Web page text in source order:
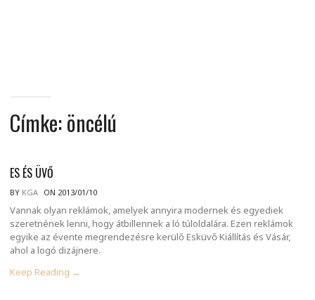
Címke:öncélú
ES ÉS ÜVŐ
BY KGA ON 2013/01/10
Vannak olyan reklámok, amelyek annyira modernek és egyediek
szeretnének lenni, hogy átbillennek a ló túloldalára. Ezen reklámok
egyike az évente megrendezésre kerülő Esküvő Kiállítás és Vásár,
ahol a logó dizájnere.
Keep Reading →